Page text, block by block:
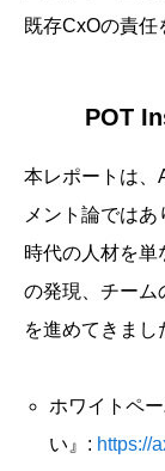
既存CxOの責任
POT
本レポートは、
メント論では
時代の人材を単
の発現、チーム
を進めてきまし
ホワイトペ
い』: https://